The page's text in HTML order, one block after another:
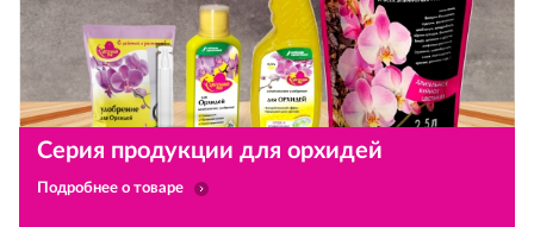
Серия продукции для орхидей
Подробнее о товаре